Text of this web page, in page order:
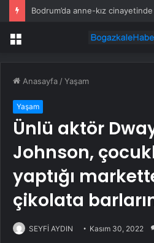
Menü
Anasayfa /Yaşam
Yaşam
Ünlü aktör
Johnson,
yaptığı
çikolata
SEYFİ AYDIN Kasım 30, 2022